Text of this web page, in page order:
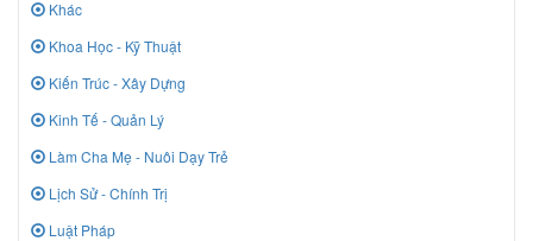
Khác
Khoa Học - Kỹ Thuật
Kiến Trúc - Xây Dựng
Kinh Tế - Quản Lý
Làm Cha Mẹ - Nuôi Dạy Trẻ
Lịch Sử - Chính Trị
Luật Pháp